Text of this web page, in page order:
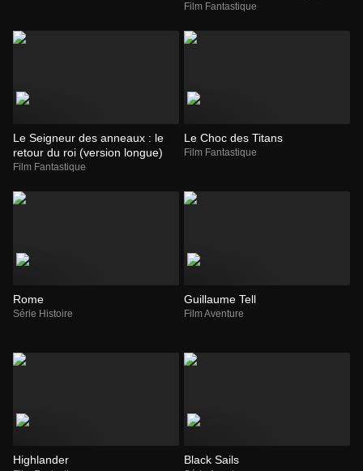
Film Fantastique
Le Seigneur des anneaux : le
retour du roi (version longue)
Film Fantastique
Le Choc des Titans
Film Fantastique
Rome
Série Histoire
Guillaume Tell
Film Aventure
Highlander Black Sails